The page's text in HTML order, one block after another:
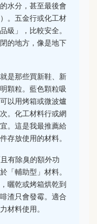
水分，甚至最後會
。五金行或化工材
級」，比較安全。
的地方，像是地下
就是那些買新鞋、新
顆粒。藍色顆粒吸
以用烤箱或微波爐
。化工材料行或網
。這是我最推薦給
存放使用的材料。
有除臭的額外功
「輔助型」材料。
曬乾或烤箱烘乾到
渣只會發霉。適合
材料使用。